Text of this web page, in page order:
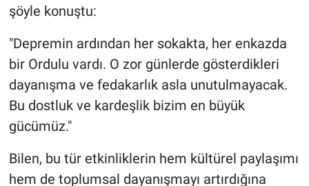
şöyle konuştu:
"Depremin ardından her sokakta, her enkazda
bir Ordulu vardı. O zor günlerde gösterdikleri
dayanışma ve fedakarlık asla unutulmayacak.
Bu dostluk ve kardeşlik bizim en büyük
gücümüz."
Bilen, bu tür etkinliklerin hem kültürel paylaşımı
hem de toplumsal dayanışmayı artırdığına